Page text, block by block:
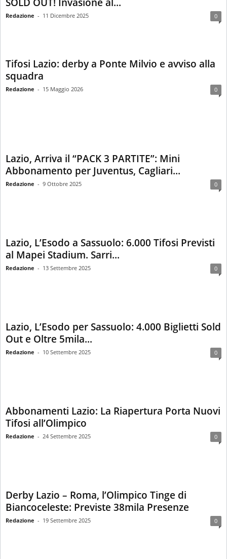
Redazione - 11 Dicembre 2025 0
Tifosi Lazio: derby a Ponte Milvio e avviso alla
squadra
Redazione - 15 Maggio 2026 0
Lazio, Arriva il “PACK 3 PARTITE”: Mini
Abbonamento per Juventus, Cagliari...
Redazione - 9 Ottobre 2025 0
Lazio, L’Esodo a Sassuolo: 6.000 Tifosi Previsti
al Mapei Stadium. Sarri...
Redazione - 13 Settembre 2025 0
Lazio, L’Esodo per Sassuolo: 4.000 Biglietti Sold
Out e Oltre 5mila...
Redazione - 10 Settembre 2025 0
Abbonamenti Lazio: La Riapertura Porta Nuovi
Tifosi all’Olimpico
Redazione - 24 Settembre 2025 0
Derby Lazio – Roma, l’Olimpico Tinge di
Biancoceleste: Previste 38mila Presenze
Redazione - 19 Settembre 2025 0